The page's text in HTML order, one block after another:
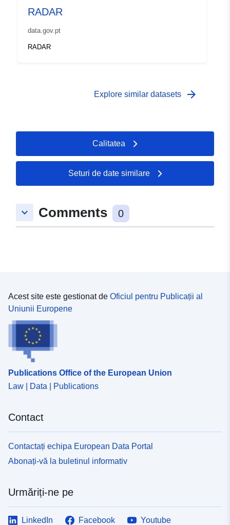
RADAR
data.gov.pt
RADAR
Explore similar datasets arrow_forward
Calitatea
Seturi de date similare
keyboard_arrow_down Comments 0
Acest site este gestionat de Oficiul pentru Publicații al
Uniunii Europene
Publications Office of the European Union
Law | Data | Publications
Contact
Contactați echipa European Data Portal
Abonați-vă la buletinul informativ
Urmăriți-ne pe
LinkedIn Facebook
Youtube